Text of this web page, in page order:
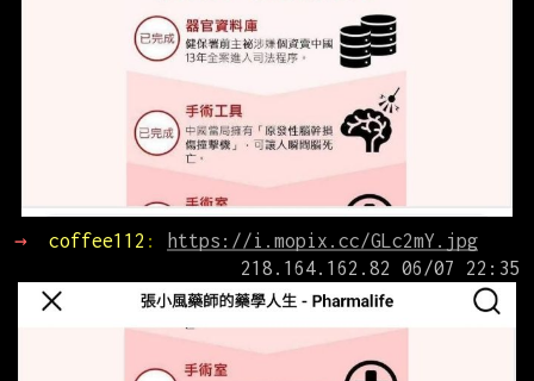
→ coffee112 :
https://i.mopix.cc/GLc2mY.jpg